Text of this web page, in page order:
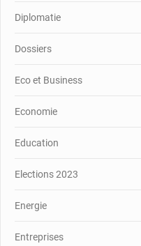
Diplomatie
Dossiers
Eco et Business
Economie
Education
Elections 2023
Energie
Entreprises